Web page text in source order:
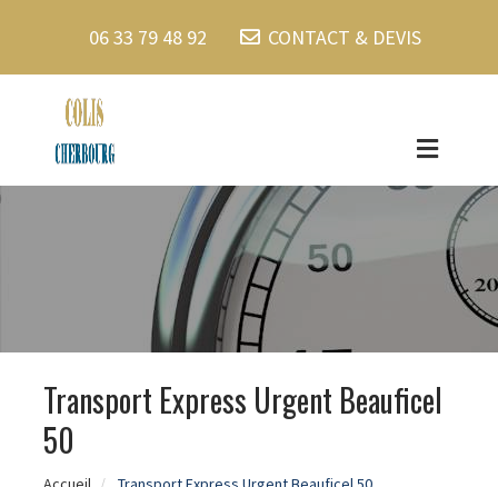
06 33 79 48 92 CONTACT & DEVIS
Transport Express Urgent Beauficel
50